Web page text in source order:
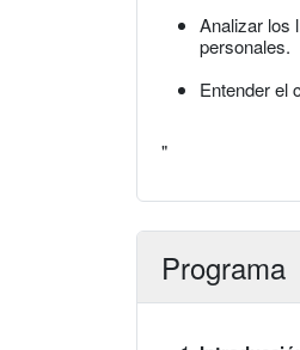
Analizar los
personales.
Entender el
"
Programa